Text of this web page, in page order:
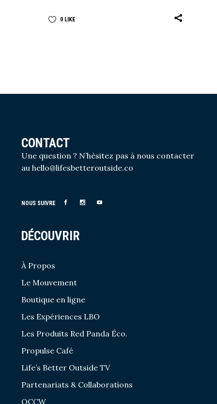
0 LIKE
CONTACT
Une question ? N’hésitez pas à nous contacter
au hello@lifesbetteroutside.co
NOUS SUIVRE
DÉCOUVRIR
À Propos
Le Mouvement
Boutique en ligne
Les Expériences LBO
Les Produits Red Panda Éco.
Propulse Café
Life’s Better Outside TV
Partenariats & Collaborations
OCCW